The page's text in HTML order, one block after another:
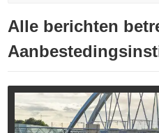
Alle berichten